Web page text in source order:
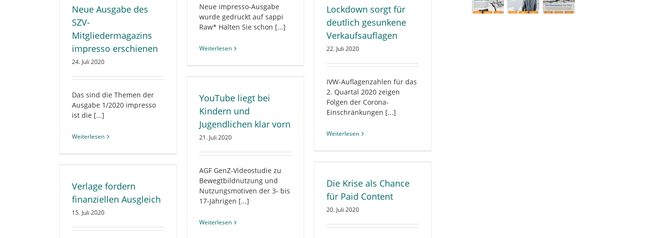
Neue impresso-Ausgabe
wurde gedruckt auf sappi
Raw* Halten Sie schon [...]
Weiterlesen
Neue Ausgabe des
SZV-
Mitgliedermagazins
impresso erschienen
24. Juli 2020
Das sind die Themen der
Ausgabe 1/2020 impresso
ist die [...]
Weiterlesen
ALLGEMEIN BRANCHE
CORONAVIRUS VERTRIEB
Lockdown sorgt für
deutlich gesunkene
Verkaufsauflagen
22. Juli 2020
IVW-Auflagenzahlen für das
2. Quartal 2020 zeigen
Folgen der Corona-
Einschränkungen [...]
Weiterlesen
ALLGEMEIN BRANCHE DIGITALES
WISSEN
YouTube liegt bei
Kindern und
Jugendlichen klar vorn
21. Juli 2020
AGF GenZ-Videostudie zu
Bewegtbildnutzung und
Nutzungsmotiven der 3- bis
17-Jährigen [...]
Weiterlesen
Die Krise als Chance für Paid
ALLGEMEIN BRANCHE
CORONAVIRUS DIGITALES
VERTRIEB
Die Krise als Chance
für Paid Content
20. Juli 2020
Verlage fordern
finanziellen Ausgleich
15. Juli 2020